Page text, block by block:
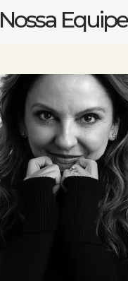
Nossa Equipe